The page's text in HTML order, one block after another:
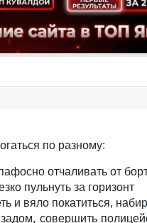
по разному:
отчаливать от
пульнуть за горизонт
и вяло покатиться,
совершить